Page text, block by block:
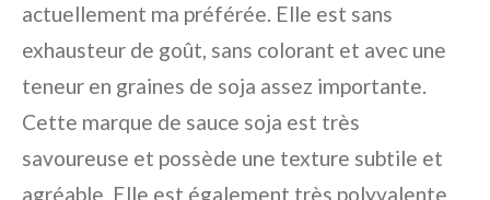
actuellement ma préférée. Elle est sans
exhausteur de goût, sans colorant et avec une
teneur en graines de soja assez importante.
Cette marque de sauce soja est très
savoureuse et possède une texture subtile et
agréable. Elle est également très polyvalente